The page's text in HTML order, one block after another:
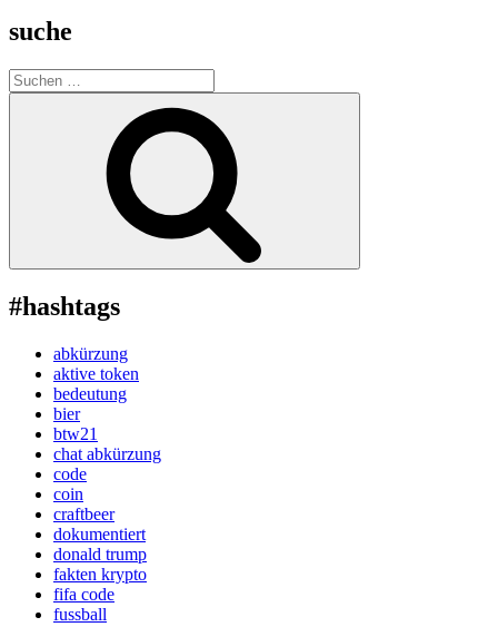
suche
Suche
nach:
#hashtags
abkürzung
aktive token
bedeutung
bier
btw21
chat abkürzung
code
coin
craftbeer
dokumentiert
donald trump
fakten krypto
fifa code
fussball